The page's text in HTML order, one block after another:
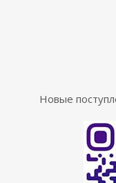
Новые